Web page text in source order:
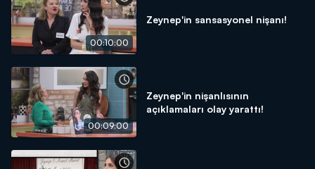
00:10:00
Zeynep'in sansasyonel nişanı!
00:09:00
Zeynep'in nişanlısının
açıklamaları olay yarattı!